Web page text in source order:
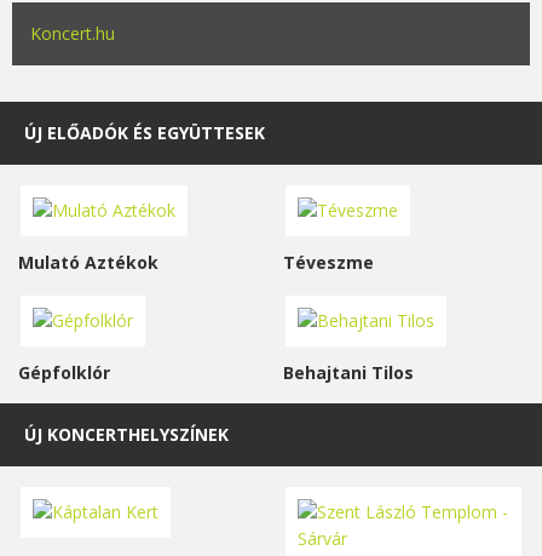
Koncert.hu
ÚJ ELŐADÓK ÉS EGYÜTTESEK
Mulató Aztékok Téveszme
Gépfolklór Behajtani Tilos
ÚJ KONCERTHELYSZÍNEK